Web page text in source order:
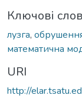
Ключові
лузга,
математична
URI
http://